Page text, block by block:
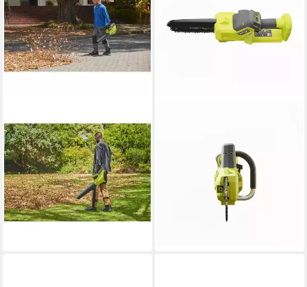
Akku-Laubbläser 36V MAX
POWER Laubbläser
RY36BLB-0 193km/h ohne
Akku & Ladegerät
111,99 € UVP139,90 €
10,23 €mtl. in 12 Raten
-20%
RY18PS15A-0 - elektrische
Astsäge 15 cm 18 V ONE+
mtl. in 12 Raten
lieferbar - in 3-4 Werktagen bei dir